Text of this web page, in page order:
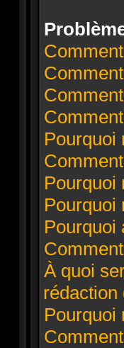
Pourquoi
Pourquoi
Pourquoi
Pourquoi
À quoi
rédaction
Pourquoi